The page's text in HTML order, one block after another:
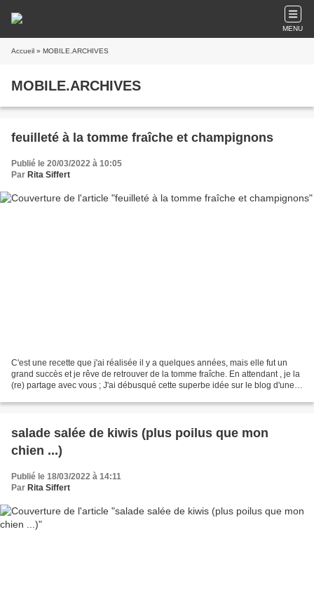
MENU
Accueil » MOBILE.ARCHIVES
MOBILE.ARCHIVES
feuilleté à la tomme fraîche et champignons
Publié le 20/03/2022 à 10:05
Par Rita Siffert
C'est une recette que j'ai réalisée il y a quelques années, mais elle fut un
grand succès et je rêve de retrouver de la tomme fraîche. En attendant , je la
(re) partage avec vous ; J'ai débusqué cette superbe idée sur le blog d'une
salade salée de kiwis (plus poilus que mon
chien ...)
Publié le 18/03/2022 à 14:11
Par Rita Siffert